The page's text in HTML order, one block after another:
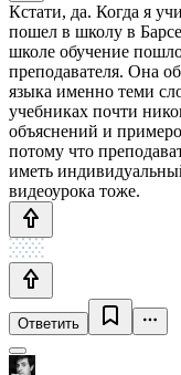
Кстати, да. Когда я
пошел в школу в
школе обучение
преподавателя. Она
языка именно теми
учебниках почти
объяснений и
потому что
иметь
видеоурока тоже.
Ответить